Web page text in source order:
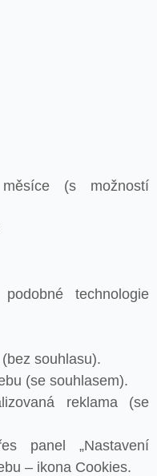
(s možností
technologie
souhlasu).
(se souhlasem).
reklama (se
panel „Nastavení
– ikona Cookies.